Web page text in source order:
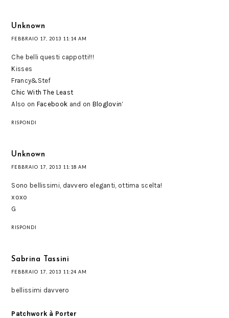
Unknown
FEBBRAIO 17, 2013 11:14 AM
Che belli questi cappotti!!!
Kisses
Francy&Stef
Chic With The Least
Also on Facebook and on Bloglovin’
RISPONDI
Unknown
FEBBRAIO 17, 2013 11:18 AM
Sono bellissimi, davvero eleganti, ottima scelta!
xoxo
G
RISPONDI
Sabrina Tassini
FEBBRAIO 17, 2013 11:24 AM
bellissimi davvero
Patchwork à Porter